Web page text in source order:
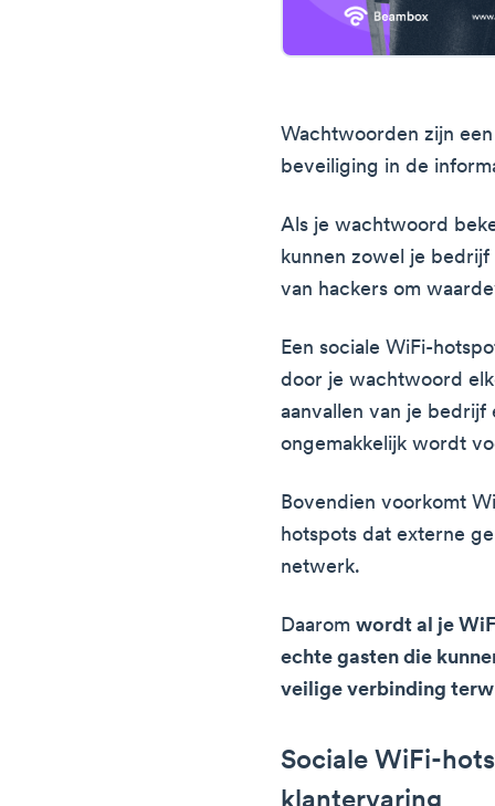
Wachtwoorden zijn
beveiliging in de
Als je wachtwoord
kunnen zowel je
van hackers om
Een sociale WiFi-
door je wachtwoord
aanvallen van je bedrijf
ongemakkelijk wordt
Bovendien voorkomt
hotspots dat externe
netwerk.
Daaromwordt al je
echte gasten die
veilige verbinding
Sociale WiFi-